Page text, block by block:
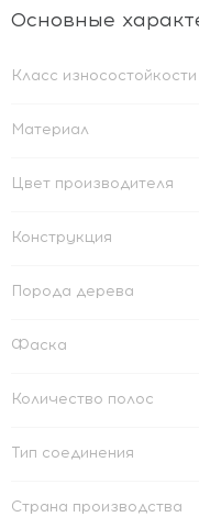
Основные
Класс износостойкости
Материал
Цвет производителя
Конструкция
Порода дерева
Фаска
Количество полос
Тип соединения
Страна производства